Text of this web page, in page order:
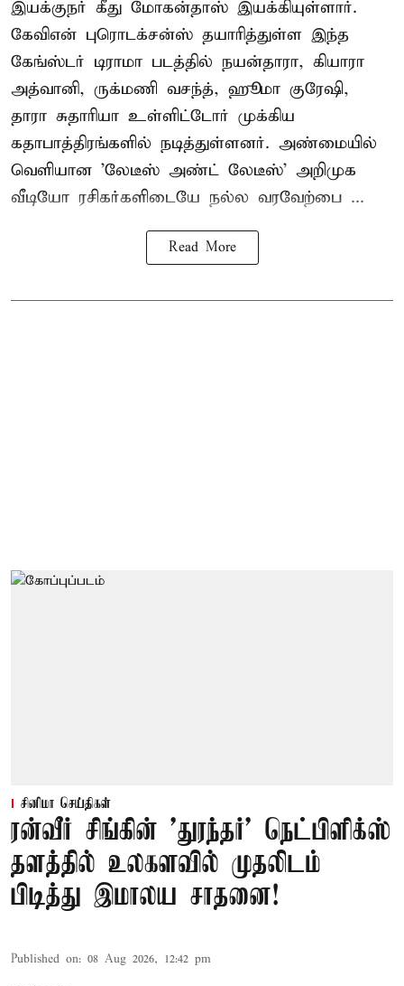
இயக்குநர் கீது மோகன்தாஸ் இயக்கியுள்ளார்.
கேவிஎன் புரொடக்சன்ஸ் தயாரித்துள்ள இந்த
கேங்ஸ்டர் டிராமா படத்தில் நயன்தாரா, கியாரா
அத்வானி, ருக்மணி வசந்த், ஹூமா குரேஷி,
தாரா சுதாரியா உள்ளிட்டோர் முக்கிய
கதாபாத்திரங்களில் நடித்துள்ளனர். அண்மையில்
வெளியான 'லேடீஸ் அண்ட் லேடீஸ்' அறிமுக
வீடியோ ரசிகர்களிடையே நல்ல வரவேற்பை ...
Read More
சினிமா செய்திகள்
ரன்வீர் சிங்கின் 'துரந்தர்' நெட்பிளிக்ஸ்
தளத்தில் உலகளவில் முதலிடம்
பிடித்து இமாலய சாதனை!
Published on: 08 Aug 2026, 12:42 pm